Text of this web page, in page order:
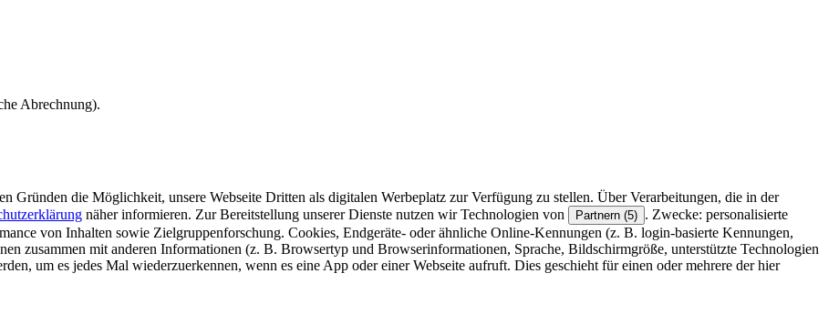
Abrechnung).
Gründen die Möglichkeit, unsere Webseite Dritten als digitalen Werbeplatz zur Verfügung zu stellen. Über Verarbeitungen, die in der
näher informieren. Zur Bereitstellung unserer Dienste nutzen wir Technologien von Partnern (5) . Zwecke: personalisierte
von Inhalten sowie Zielgruppenforschung. Cookies, Endgeräte- oder ähnliche Online-Kennungen (z. B. login-basierte Kennungen,
zusammen mit anderen Informationen (z. B. Browsertyp und Browserinformationen, Sprache, Bildschirmgröße, unterstützte Technologien
um es jedes Mal wiederzuerkennen, wenn es eine App oder einer Webseite aufruft. Dies geschieht für einen oder mehrere der hier